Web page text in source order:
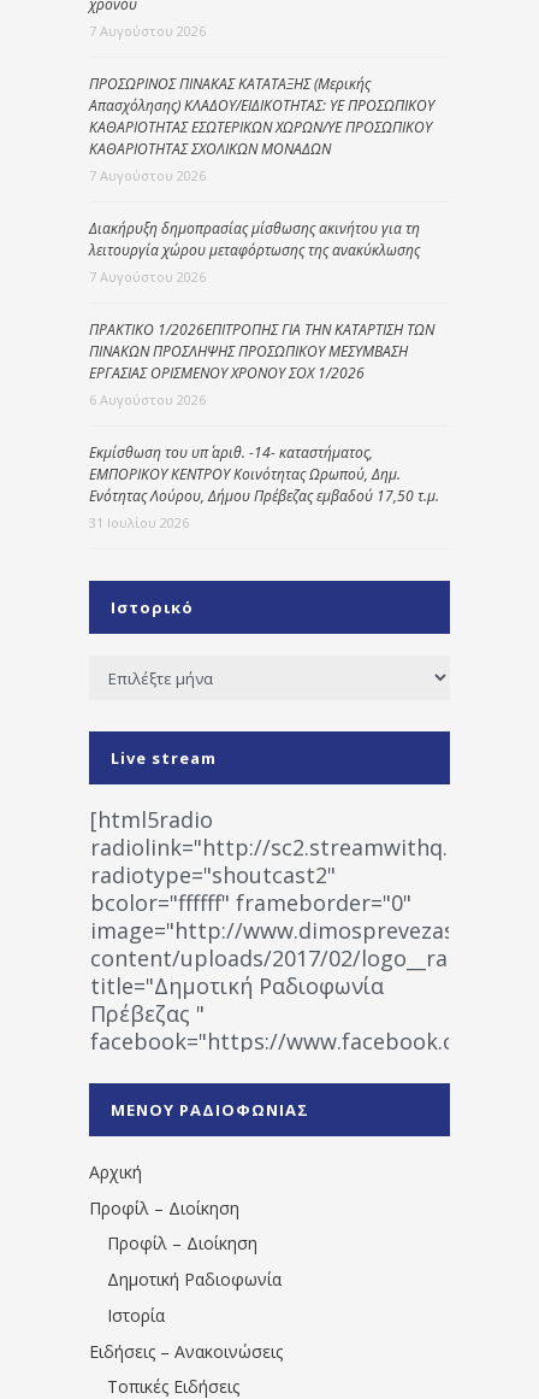
7 Αυγούστου 2026
ΠΡΟΣΩΡΙΝΟΣ ΠΙΝΑΚΑΣ ΚΑΤΑΤΑΞΗΣ (Μερικής
Απασχόλησης) ΚΛΑΔΟΥ/ΕΙΔΙΚΟΤΗΤΑΣ: ΥΕ ΠΡΟΣΩΠΙΚΟΥ
ΚΑΘΑΡΙΟΤΗΤΑΣ ΕΣΩΤΕΡΙΚΩΝ ΧΩΡΩΝ/ΥΕ ΠΡΟΣΩΠΙΚΟΥ
ΚΑΘΑΡΙΟΤΗΤΑΣ ΣΧΟΛΙΚΩΝ ΜΟΝΑΔΩΝ
7 Αυγούστου 2026
Διακήρυξη δημοπρασίας μίσθωσης ακινήτου για τη
λειτουργία χώρου μεταφόρτωσης της ανακύκλωσης
7 Αυγούστου 2026
ΠΡΑΚΤΙΚΟ 1/2026ΕΠΙΤΡΟΠΗΣ ΓΙΑ ΤΗΝ ΚΑΤΑΡΤΙΣΗ ΤΩΝ
ΠΙΝΑΚΩΝ ΠΡΟΣΛΗΨΗΣ ΠΡΟΣΩΠΙΚΟΥ ΜΕΣΥΜΒΑΣΗ
ΕΡΓΑΣΙΑΣ ΟΡΙΣΜΕΝΟΥ ΧΡΟΝΟΥ ΣΟΧ 1/2026
6 Αυγούστου 2026
Εκμίσθωση του υπ΄ αριθ. -14- καταστήματος,
ΕΜΠΟΡΙΚΟΥ ΚΕΝΤΡΟΥ Κοινότητας Ωρωπού, Δημ.
Ενότητας Λούρου, Δήμου Πρέβεζας εμβαδού 17,50 τ.μ.
31 Ιουλίου 2026
Ιστορικό
Ιστορικό
Live stream
[html5radio
radiolink="http://
radiotype="shoutcast2"
bcolor="ffffff" frameborder="0"
image="http://www.dimosprevezas.gr/wp-
content/uploads/2017/02/
title="Δημοτική Ραδιοφωνία
Πρέβεζας "
facebook="https://www.facebook.com/
1531194763766854/" artist="" ]
ΜΕΝΟΥ ΡΑΔΙΟΦΩΝΙΑΣ
Αρχική
Προφίλ – Διοίκηση
Προφίλ – Διοίκηση
Δημοτική Ραδιοφωνία
Ιστορία
Ειδήσεις – Ανακοινώσεις
Τοπικές Ειδήσεις